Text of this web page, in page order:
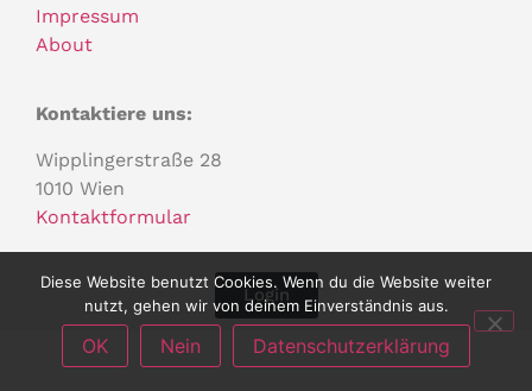
Impressum
About
Kontaktiere uns:
Wipplingerstraße 28
1010 Wien
Kontaktformular
Login
Diese Website benutzt Cookies. Wenn du die Website weiter
nutzt, gehen wir von deinem Einverständnis aus.
OK Nein Datenschutzerklärung